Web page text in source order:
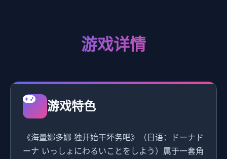
游戏详情
游戏特色
《海量娜多娜 独开始干坏务吧》（日语：ドーナド
ーナ いっしょにわるいことをしよう）属于一套角